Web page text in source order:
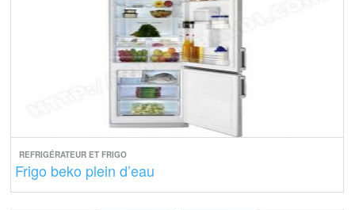
REFRIGÉRATEUR ET FRIGO
Frigo beko plein d’eau